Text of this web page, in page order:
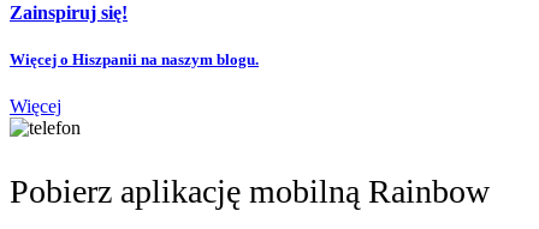
Zainspiruj się!
Więcej o Hiszpanii na naszym blogu.
Więcej
Pobierz aplikację mobilną Rainbow